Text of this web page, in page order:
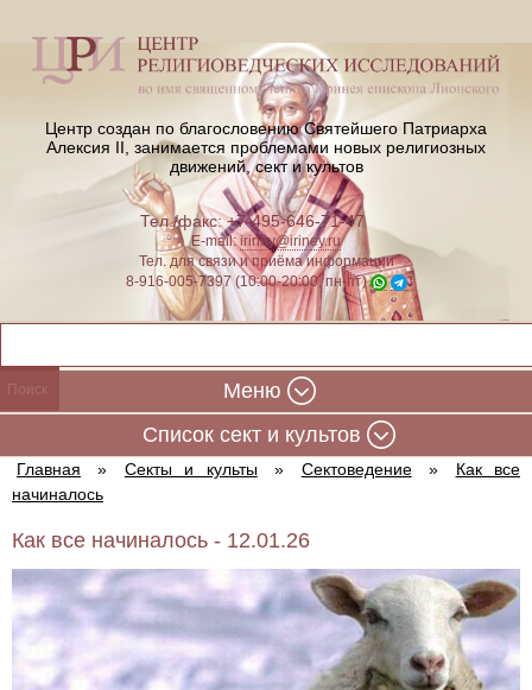
Центр создан по благословению Святейшего Патриарха
Алексия II, занимается проблемами новых религиозных
движений, сект и культов
Тел./факс: +7-495-646-71-47
E-mail:iriney@iriney.ru
Тел. для связи и приёма информации
8-916-005-7397 (10:00-20:00, пн-пт)
Меню
Cписок сект и культов
Главная » Секты и культы » Сектоведение »
Как все
начиналось
Как все начиналось - 12.01.26